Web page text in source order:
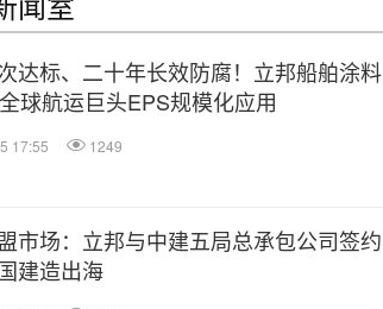
达标、二十年长效防腐！立邦船舶涂料
球航运巨头EPS规模化应用
17:55 1249
市场：立邦与中建五局总承包公司签约
建造出海